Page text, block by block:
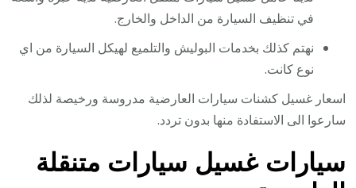
في تنظيف السيارة من الداخل والخارج.
نهتم كذلك بخدمات البوليش والتلميع لهيكل السيارة من اي
نوع كانت.
اسعار غسيل كشنات سيارات العارضية مدروسة ورخيصة لذلك
سارعوا الى الاستفادة منها بدون تردد.
سيارات غسيل سيارات متنقلة